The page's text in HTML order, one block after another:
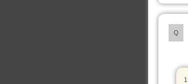
Q
1